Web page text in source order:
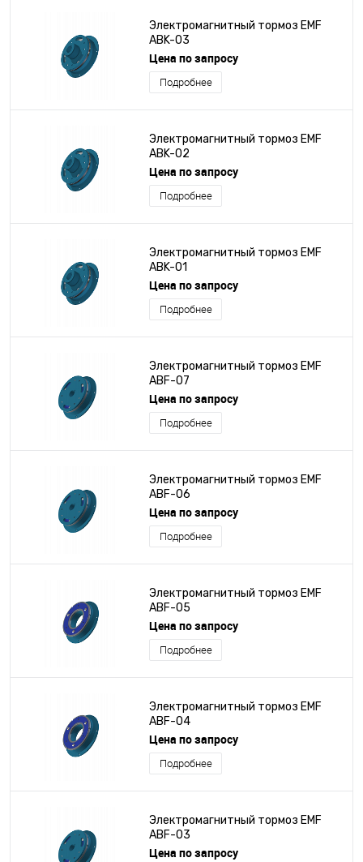
Электромагнитный тормоз EMF
ABK-03
Цена по запросу
Подробнее
Электромагнитный тормоз EMF
ABK-02
Цена по запросу
Подробнее
Электромагнитный тормоз EMF
ABK-01
Цена по запросу
Подробнее
Электромагнитный тормоз EMF
ABF-07
Цена по запросу
Подробнее
Электромагнитный тормоз EMF
ABF-06
Цена по запросу
Подробнее
Электромагнитный тормоз EMF
ABF-05
Цена по запросу
Подробнее
Электромагнитный тормоз EMF
ABF-04
Цена по запросу
Подробнее
Электромагнитный тормоз EMF
ABF-03
Цена по запросу